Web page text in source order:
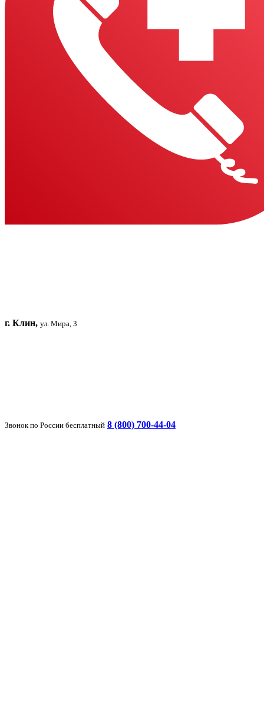
г. Клин, ул. Мира, 3
Звонок по России бесплатный 8 (800) 700-44-04